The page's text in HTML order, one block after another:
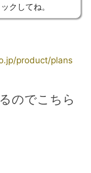
クしてね。
product/plans
のでこちら